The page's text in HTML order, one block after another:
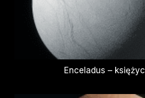
Enceladus – księżyc